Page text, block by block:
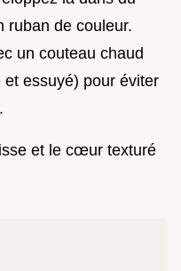
ruban de couleur.
un couteau chaud
essuyé) pour éviter
et le cœur texturé